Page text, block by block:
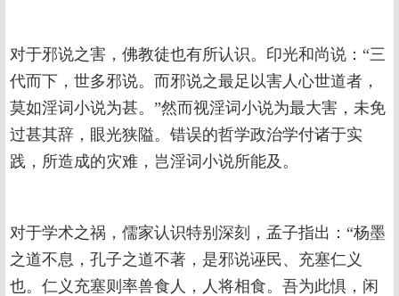
对于邪说之害，佛教徒也有所认识。印光和尚说：“三
代而下，世多邪说。而邪说之最足以害人心世道者，
莫如淫词小说为甚。”然而视淫词小说为最大害，未免
过甚其辞，眼光狭隘。错误的哲学政治学付诸于实
践，所造成的灾难，岂淫词小说所能及。
对于学术之祸，儒家认识特别深刻，孟子指出：“杨墨
之道不息，孔子之道不著，是邪说诬民、充塞仁义
也。仁义充塞则率兽食人，人将相食。吾为此惧，闲